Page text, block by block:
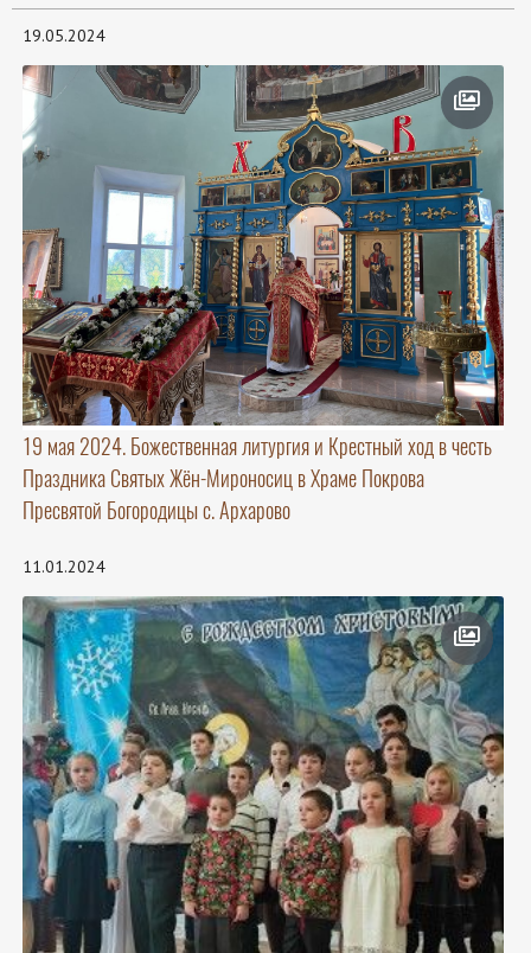
19.05.2024
19 мая 2024. Божественная литургия и Крестный ход в честь
Праздника Святых Жён-Мироносиц в Храме Покрова
Пресвятой Богородицы с. Архарово
11.01.2024